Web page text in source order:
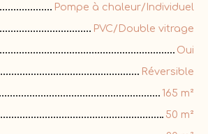
Pompe à chaleur/Individuel
PVC/Double vitrage
Oui
Réversible
165 m²
50 m²